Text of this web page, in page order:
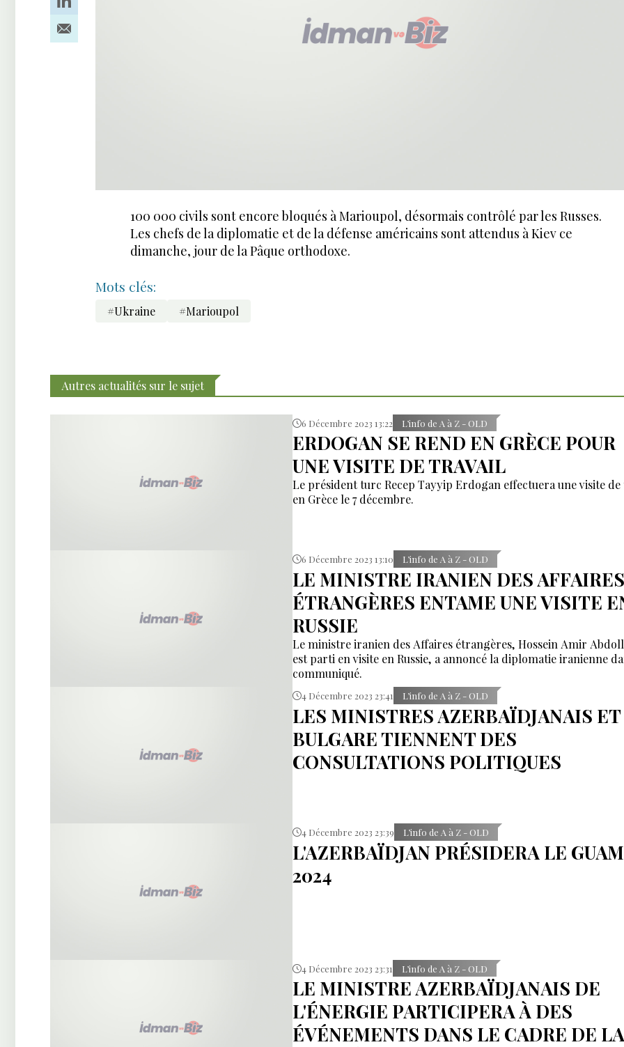
100 000 civils sont encore bloqués à Marioupol, désormais contrôlé par les Russes.
Les chefs de la diplomatie et de la défense américains sont attendus à Kiev ce
dimanche, jour de la Pâque orthodoxe.
Mots clés:
#Ukraine #Marioupol
Autres actualités sur le sujet
6 Décembre 2023 13:22 L’info de A à Z - OLD
ERDOGAN SE REND EN GRÈCE POUR
UNE VISITE DE TRAVAIL
Le président turc Recep Tayyip Erdogan effectuera une visite
en Grèce le 7 décembre.
6 Décembre 2023 13:10 L’info de A à Z - OLD
LE MINISTRE IRANIEN DES AFFAIRES
ÉTRANGÈRES ENTAME UNE VISITE
RUSSIE
Le ministre iranien des Affaires étrangères, Hossein Amir
est parti en visite en Russie, a annoncé la diplomatie iranienne
communiqué.
4 Décembre 2023 23:41 L’info de A à Z - OLD
LES MINISTRES AZERBAÏDJANAIS ET
BULGARE TIENNENT DES
CONSULTATIONS POLITIQUES
4 Décembre 2023 23:39 L’info de A à Z - OLD
L'AZERBAÏDJAN PRÉSIDERA LE
2024
4 Décembre 2023 23:31 L’info de A à Z - OLD
LE MINISTRE AZERBAÏDJANAIS DE
L'ÉNERGIE PARTICIPERA À DES
ÉVÉNEMENTS DANS LE CADRE DE LA